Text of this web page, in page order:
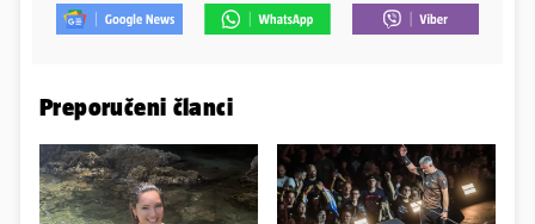
Preporučeni članci